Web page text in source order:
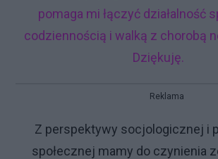
pomaga mi łączyć działalność
codziennością i walką z chorobą
Dziękuję.
Reklama
Z perspektywy socjologicznej i
społecznej mamy do czynienia